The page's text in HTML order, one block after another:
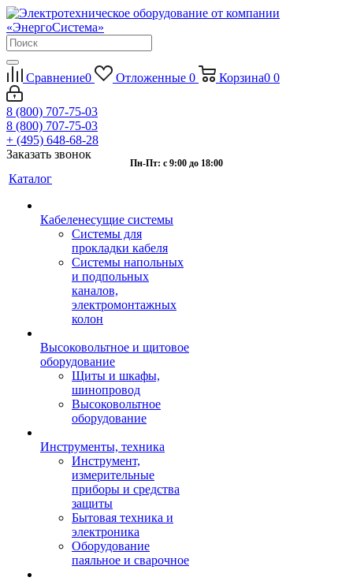
Сравнение0 Отложенные 0 Корзина0 0
8 (800) 707-75-03
8 (800) 707-75-03
+ (495) 648-68-28
Заказать звонок
Пн-Пт: с 9:00 до 18:00
Каталог
Кабеленесущие системы
Системы для
прокладки кабеля
Системы напольных
и подпольных
каналов,
электромонтажных
колон
Высоковольтное и щитовое
оборудование
Щиты и шкафы,
шинопровод
Высоковольтное
оборудование
Инструменты, техника
Инструмент,
измерительные
приборы и средства
защиты
Бытовая техника и
электроника
Оборудование
паяльное и сварочное